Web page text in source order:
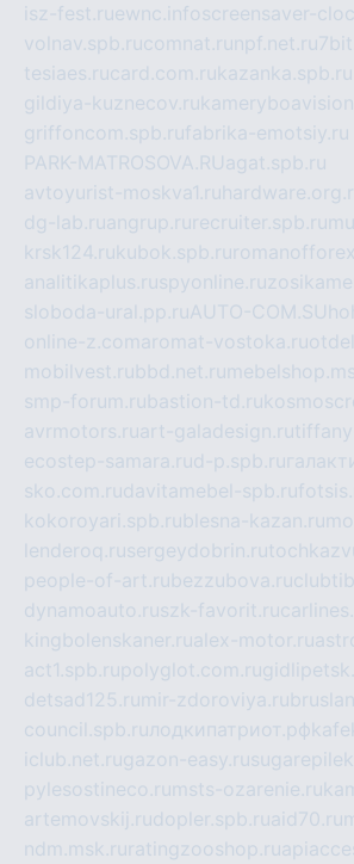
isz-fest.ruewnc.infoscreensaver-
volnav.spb.rucomnat.ru npf.net.ru
tesiaes.rucard.com.rukazanka.spb.ru
gildiya-kuznecov.ru
griffoncom.spb.rufabrika-emotsiy.ru
PARK-MATROSOVA.RUagat.spb.ru
avtoyurist-moskva1.ru
dg-lab.ruangrup.ru recruiter.spb.ru
krsk124.rukubok.spb.ru
analitikaplus.ruspyonline.ru
sloboda-ural.pp.ruAUTO-COM.SU
online-z.comaromat-vostoka.ru
mobilvest.rubbd.net.ru
smp-forum.rubastion-td.ru
avrmotors.ruart-galadesign.ru
ecostep-samara.rud-p.spb.ru
sko.com.rudavitamebel-spb.ru
kokoroyari.spb.rublesna-kazan.ru
lenderoq.rusergeydobrin.ru
people-of-art.rubezzubova.ru
dynamoauto.ruszk-favorit.ru
kingbolenskaner.rualex-motor.ru
act1.spb.rupolyglot.com.ru
detsad125.ru mir-zdoroviya.ru
council.spb.ruлодкипатриот.рф
iclub.net.rugazon-easy.ru
pylesostineco.ru msts-ozarenie.ru
artemovskij.rudopler.spb.ruaid70.ru
ndm.msk.ru ratingzooshop.ru